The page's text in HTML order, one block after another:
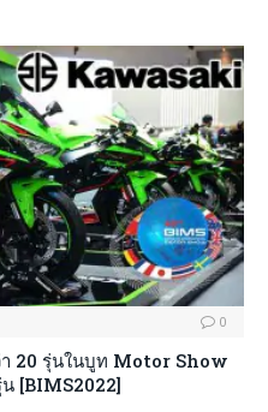
0
20 รุ่นในบูท Motor Show
[BIMS2022]